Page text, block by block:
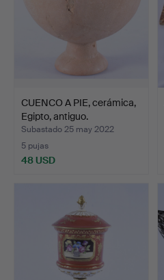
CUENCO A PIE, cerámica,
Egipto, antiguo.
Subastado 25 may 2022
5 pujas
48 USD